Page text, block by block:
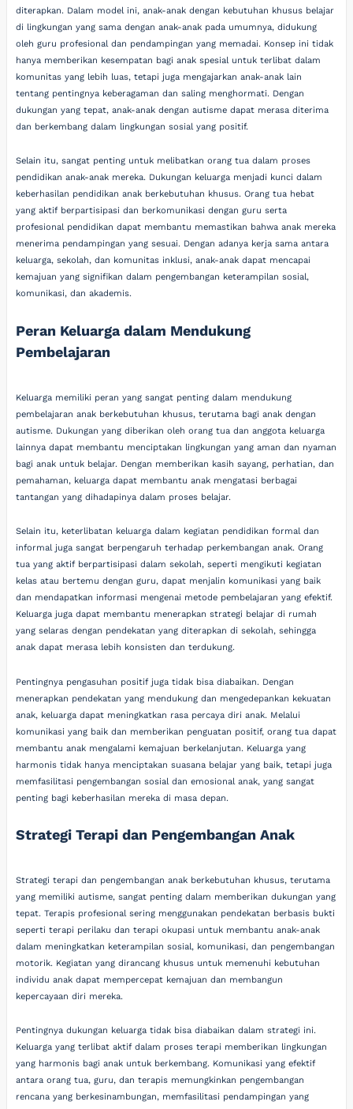
diterapkan. Dalam model ini, anak-anak dengan kebutuhan khusus belajar
di lingkungan yang sama dengan anak-anak pada umumnya, didukung
oleh guru profesional dan pendampingan yang memadai. Konsep ini tidak
hanya memberikan kesempatan bagi anak spesial untuk terlibat dalam
komunitas yang lebih luas, tetapi juga mengajarkan anak-anak lain
tentang pentingnya keberagaman dan saling menghormati. Dengan
dukungan yang tepat, anak-anak dengan autisme dapat merasa diterima
dan berkembang dalam lingkungan sosial yang positif.
Selain itu, sangat penting untuk melibatkan orang tua dalam proses
pendidikan anak-anak mereka. Dukungan keluarga menjadi kunci dalam
keberhasilan pendidikan anak berkebutuhan khusus. Orang tua hebat
yang aktif berpartisipasi dan berkomunikasi dengan guru serta
profesional pendidikan dapat membantu memastikan bahwa anak mereka
menerima pendampingan yang sesuai. Dengan adanya kerja sama antara
keluarga, sekolah, dan komunitas inklusi, anak-anak dapat mencapai
kemajuan yang signifikan dalam pengembangan keterampilan sosial,
komunikasi, dan akademis.
Peran Keluarga dalam Mendukung
Pembelajaran
Keluarga memiliki peran yang sangat penting dalam mendukung
pembelajaran anak berkebutuhan khusus, terutama bagi anak dengan
autisme. Dukungan yang diberikan oleh orang tua dan anggota keluarga
lainnya dapat membantu menciptakan lingkungan yang aman dan nyaman
bagi anak untuk belajar. Dengan memberikan kasih sayang, perhatian, dan
pemahaman, keluarga dapat membantu anak mengatasi berbagai
tantangan yang dihadapinya dalam proses belajar.
Selain itu, keterlibatan keluarga dalam kegiatan pendidikan formal dan
informal juga sangat berpengaruh terhadap perkembangan anak. Orang
tua yang aktif berpartisipasi dalam sekolah, seperti mengikuti kegiatan
kelas atau bertemu dengan guru, dapat menjalin komunikasi yang baik
dan mendapatkan informasi mengenai metode pembelajaran yang efektif.
Keluarga juga dapat membantu menerapkan strategi belajar di rumah
yang selaras dengan pendekatan yang diterapkan di sekolah, sehingga
anak dapat merasa lebih konsisten dan terdukung.
Pentingnya pengasuhan positif juga tidak bisa diabaikan. Dengan
menerapkan pendekatan yang mendukung dan mengedepankan kekuatan
anak, keluarga dapat meningkatkan rasa percaya diri anak. Melalui
komunikasi yang baik dan memberikan penguatan positif, orang tua dapat
membantu anak mengalami kemajuan berkelanjutan. Keluarga yang
harmonis tidak hanya menciptakan suasana belajar yang baik, tetapi juga
memfasilitasi pengembangan sosial dan emosional anak, yang sangat
penting bagi keberhasilan mereka di masa depan.
Strategi Terapi dan Pengembangan Anak
Strategi terapi dan pengembangan anak berkebutuhan khusus, terutama
yang memiliki autisme, sangat penting dalam memberikan dukungan yang
tepat. Terapis profesional sering menggunakan pendekatan berbasis bukti
seperti terapi perilaku dan terapi okupasi untuk membantu anak-anak
dalam meningkatkan keterampilan sosial, komunikasi, dan pengembangan
motorik. Kegiatan yang dirancang khusus untuk memenuhi kebutuhan
individu anak dapat mempercepat kemajuan dan membangun
kepercayaan diri mereka.
Pentingnya dukungan keluarga tidak bisa diabaikan dalam strategi ini.
Keluarga yang terlibat aktif dalam proses terapi memberikan lingkungan
yang harmonis bagi anak untuk berkembang. Komunikasi yang efektif
antara orang tua, guru, dan terapis memungkinkan pengembangan
rencana yang berkesinambungan, memfasilitasi pendampingan yang